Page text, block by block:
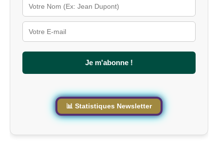
é
u
r
l
e
Je m'abonne !
📊 Statistiques Newsletter